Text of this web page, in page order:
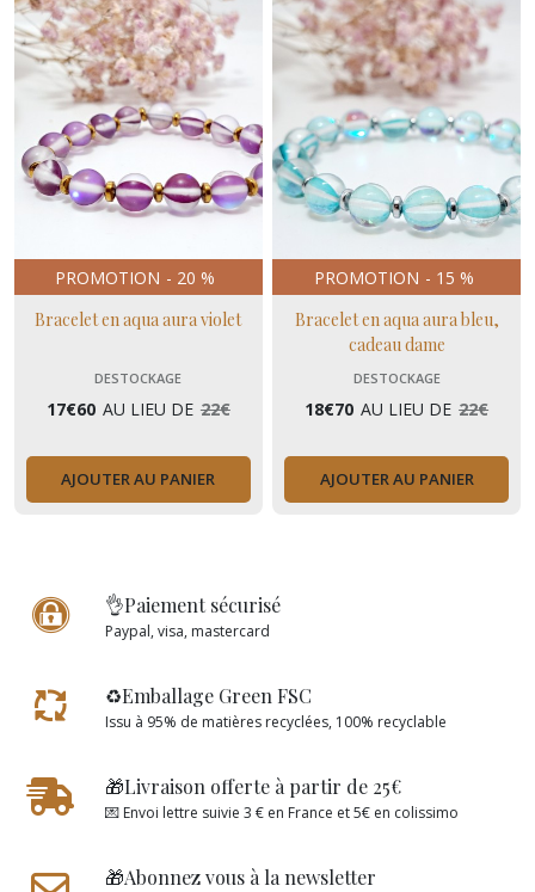
PROMOTION - 20 %
Bracelet en aqua aura violet
DESTOCKAGE
17€60 AU LIEU DE 22€
AJOUTER AU PANIER
PROMOTION - 15 %
Bracelet en aqua aura bleu,
cadeau dame
DESTOCKAGE
18€70 AU LIEU DE 22€
AJOUTER AU PANIER
👌Paiement sécurisé
Paypal, visa, mastercard
♻️Emballage Green FSC
Issu à 95% de matières recyclées, 100% recyclable
🎁Livraison offerte à partir de 25€
💌 Envoi lettre suivie 3 € en France et 5€ en colissimo
🎁Abonnez vous à la newsletter